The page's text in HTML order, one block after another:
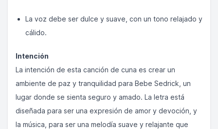
La voz debe ser dulce y suave, con un tono relajado y
cálido.
Intención
La intención de esta canción de cuna es crear un
ambiente de paz y tranquilidad para Bebe Sedrick, un
lugar donde se sienta seguro y amado. La letra está
diseñada para ser una expresión de amor y devoción, y
la música, para ser una melodía suave y relajante que